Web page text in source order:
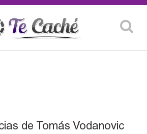
de Tomás Vodanovic